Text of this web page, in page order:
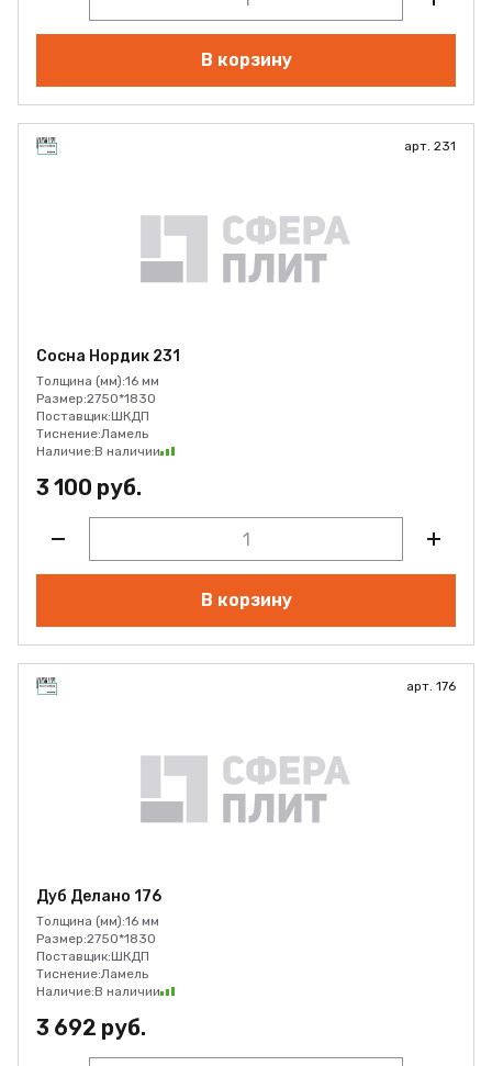
В корзину
арт. 231
Сосна Нордик 231
Толщина (мм):16 мм
Размер:2750*1830
Поставщик:ШКДП
Тиснение:Ламель
Наличие:В наличии
3 100 руб.
В корзину
арт. 176
Дуб Делано 176
Толщина (мм):16 мм
Размер:2750*1830
Поставщик:ШКДП
Тиснение:Ламель
Наличие:В наличии
3 692 руб.